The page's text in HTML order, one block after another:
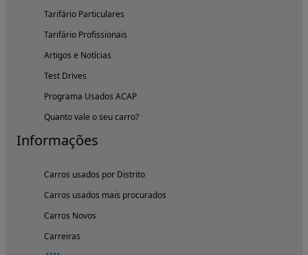
Tarifário Particulares
Tarifário Profissionais
Artigos e Notícias
Test Drives
Programa Usados ACAP
Quanto vale o seu carro?
Informações
Carros usados por Distrito
Carros usados mais procurados
Carros Novos
Carreiras